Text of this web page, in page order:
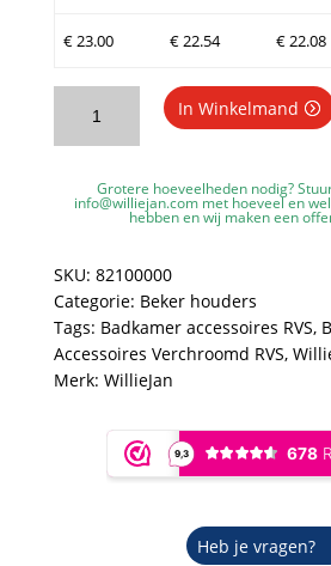
€23.00 €22.54 €22.08
Bekerhouder
8210
Tandenborstelhouder
glazen
-
Verchroomd
RVS
-
In Winkelmand
Grotere hoeveelheden nodig?
info@williejan.com met hoeveel en
hebben en wij maken een
SKU: 82100000
Categorie: Beker houders
Tags: Badkamer accessoires RVS,
Accessoires Verchroomd RVS,
Merk: WillieJan
Heb je vragen?